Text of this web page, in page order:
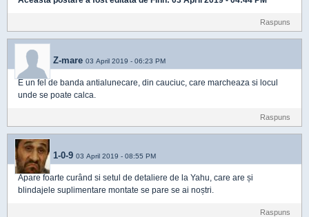
Raspuns
Z-mare 03 April 2019 - 06:23 PM
E un fel de banda antialunecare, din cauciuc, care marcheaza si locul
unde se poate calca.
Raspuns
1-0-9 03 April 2019 - 08:55 PM
Apare foarte curând si setul de detaliere de la Yahu, care are și
blindajele suplimentare montate se pare se ai noștri.
Raspuns